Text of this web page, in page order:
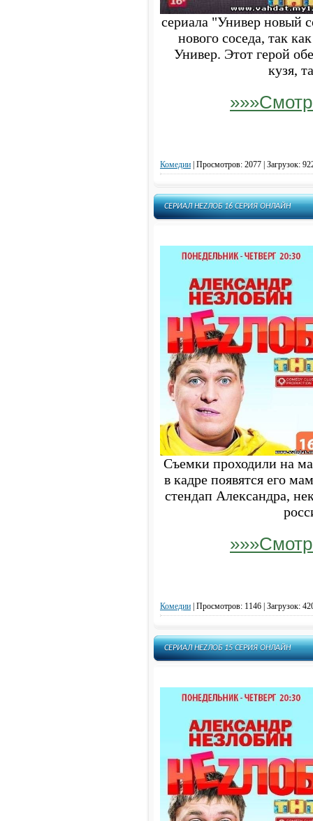
сериала "Универ новый
нового соседа, так
Универ. Этот герой
кузя,
Комедии Просмотров: 2077 | Загрузок:
СЕРИАЛ НЕZЛОБ 16 СЕРИЯ ОНЛАЙН
Съемки проходили на
в кадре появятся его
стендап Александра,
Комедии Просмотров: 1146 | Загрузок:
СЕРИАЛ НЕZЛОБ 15 СЕРИЯ ОНЛАЙН